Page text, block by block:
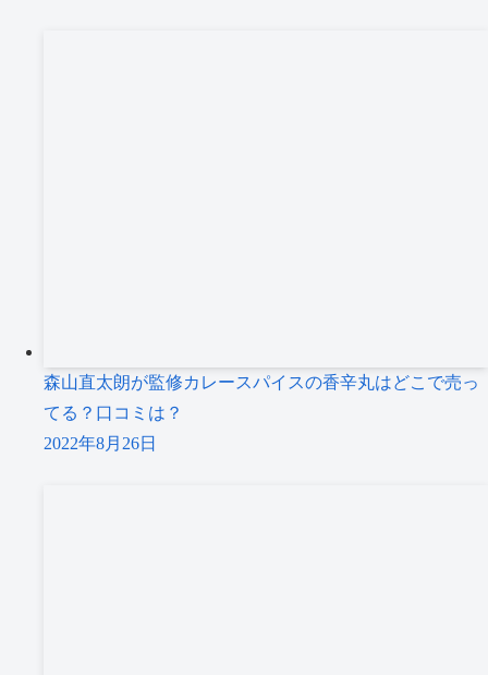
森山直太朗が監修カレースパイスの香辛丸はどこで売っ
てる？口コミは？
2022年8月26日